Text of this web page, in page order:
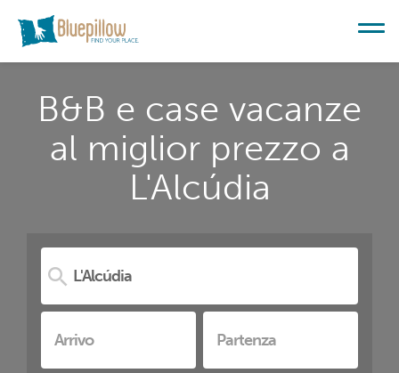
B&B e case vacanze
al miglior prezzo a
L'Alcúdia